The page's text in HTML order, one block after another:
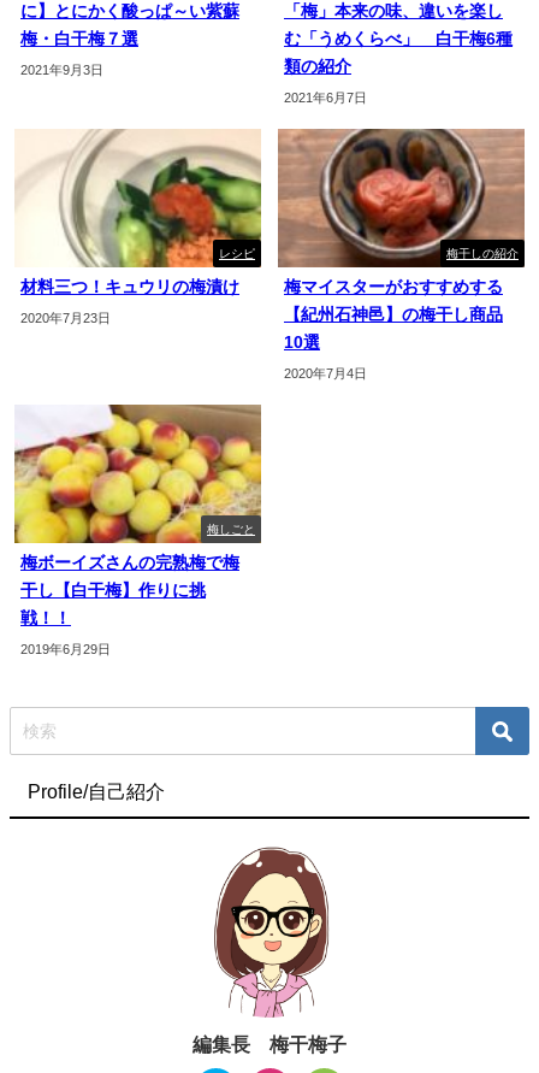
に】とにかく酸っぱ～い紫蘇
梅・白干梅７選
2021年9月3日
「梅」本来の味、違いを楽し
む「うめくらべ」 白干梅6種
類の紹介
2021年6月7日
レシピ
材料三つ！キュウリの梅漬け
2020年7月23日
梅干しの紹介
梅マイスターがおすすめする
【紀州石神邑】の梅干し商品
10選
2020年7月4日
梅しごと
梅ボーイズさんの完熟梅で梅
干し【白干梅】作りに挑
戦！！
2019年6月29日
Profile/自己紹介
編集長 梅干梅子